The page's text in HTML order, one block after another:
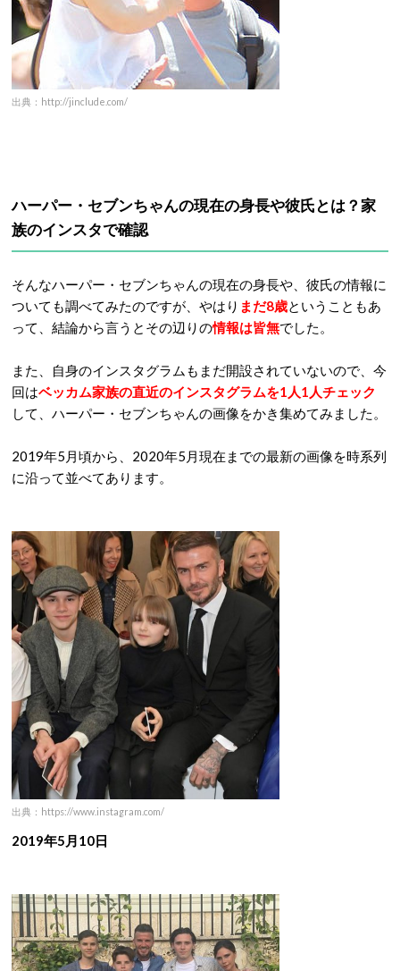
出典：http://jinclude.com/
ハーパー・セブンちゃんの現在の身長や彼氏とは？家
族のインスタで確認
そんなハーパー・セブンちゃんの現在の身長や、彼氏の情報に
ついても調べてみたのですが、やはり まだ8歳ということもあ
って、結論から言うとその辺りの情報は皆無でした。
また、自身のインスタグラムもまだ開設されていないので、今
回はベッカム家族の直近のインスタグラムを1人1人チェック
して、ハーパー・セブンちゃんの画像をかき集めてみました。
2019年5月頃から、2020年5月現在までの最新の画像を時系列
に沿って並べてあります。
出典：https://www.instagram.com/
2019年5月10日